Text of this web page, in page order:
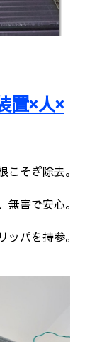
置×人×
こそぎ除去。
無害で安心。
ッパを持参。